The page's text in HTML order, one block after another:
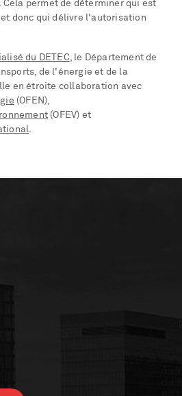
Cela permet de déterminer qui est
donc qui délivre l'autorisation
du DETEC, le Département de
de l'énergie et de la
en étroite collaboration avec
(OFEN),
(OFEV) et
.